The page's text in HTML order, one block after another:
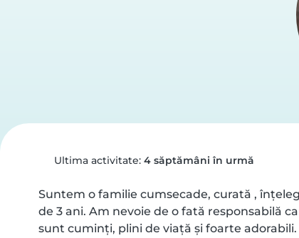
Ultima activitate: 4 săptămâni în urmă
Suntem o familie cumsecade, curată ,
de 3 ani. Am nevoie de o fată responsabilă
sunt cuminți, plini de viață și foarte